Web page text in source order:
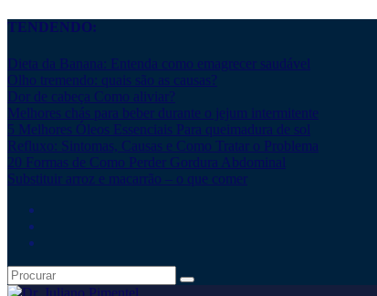
TENDENDO:
Dieta da Banana: Entenda como emagrecer saudável
Olho tremendo: quais são as causas?
Dor de cabeça Como aliviar?
Melhores chás para beber durante o jejum intermitente
5 Melhores Óleos Essenciais Para queimadura de sol
Refluxo: Sintomas, Causas e Como Tratar o Problema
20 Formas de Como Perder Gordura Abdominal
Substituir arroz e macarrão – o que comer